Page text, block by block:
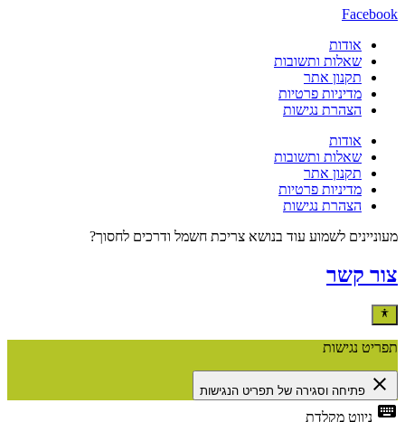
Facebook
אודות
שאלות ותשובות
תקנון אתר
מדיניות פרטיות
הצהרת נגישות
אודות
שאלות ותשובות
תקנון אתר
מדיניות פרטיות
הצהרת נגישות
מעוניינים לשמוע עוד בנושא צריכת חשמל ודרכים לחסוך?
צור קשר
תפריט נגישות
close פתיחה וסגירה של תפריט הנגישות
keyboard ניווט מקלדת